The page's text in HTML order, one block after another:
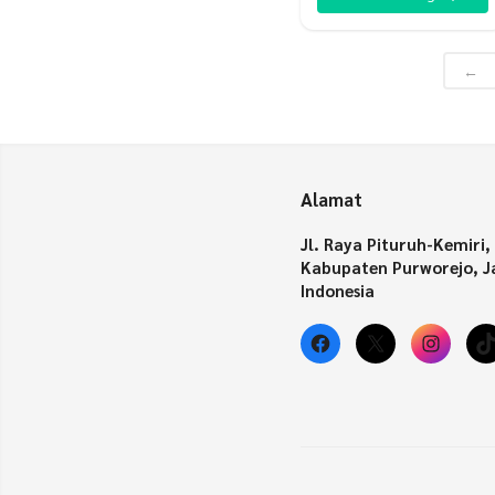
Rp40.000.adalah:
←
Alamat
Jl. Raya Pituruh-Kemiri,
Kabupaten Purworejo,
Indonesia
Facebook
X